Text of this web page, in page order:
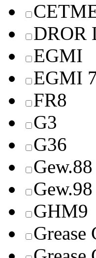
DROR
EGMI
EGMI
FR8
G3
G36
Gew.88
Gew.98
GHM9
Grease